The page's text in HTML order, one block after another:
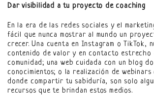
Dar visibilidad a tu proyecto de coaching
En la era de las redes sociales y el
fácil que nunca mostrar al mundo un
crecer. Una cuenta en Instagram o TikTok,
contenido de valor y en contacto estrecho
comunidad; una web cuidada con un blog
conocimientos; o la realización de webinars
donde compartir tu sabiduría, son solo
recursos que te brindan estos medios.